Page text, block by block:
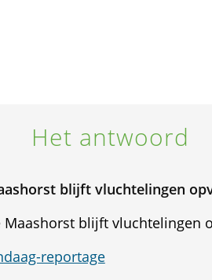
Het antwoord
blijft vluchtelingen
Maashorst blijft vluchtelingen
reportage